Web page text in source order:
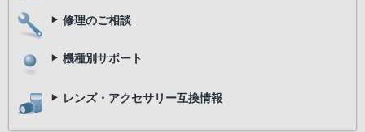
修理のご相談
機種別サポート
レンズ・アクセサリー互換情報